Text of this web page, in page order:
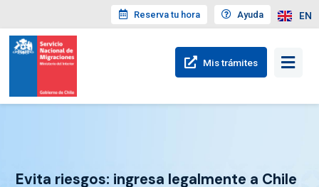
Reserva tu hora Ayuda EN
Mis trámites
Evita riesgos: ingresa legalmente a Chile